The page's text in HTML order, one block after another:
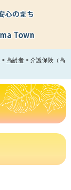
> 高齢者 > 介護保険（高